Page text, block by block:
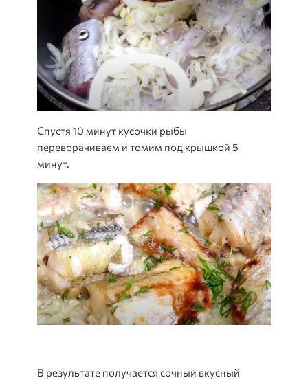
Спустя 10 минут кусочки рыбы
переворачиваем и томим под крышкой 5
минут.
В результате получается сочный вкусный